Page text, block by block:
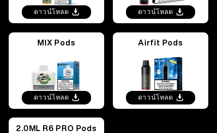
ดาวน์โหลด ดาวน์โหลด
MIX Pods
ดาวน์โหลด
Airfit Pods
ดาวน์โหลด
2.0ML R6 PRO Pods